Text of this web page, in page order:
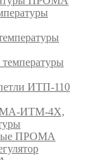
ИТП-110
ИТМ-4Х,
ПРОМА